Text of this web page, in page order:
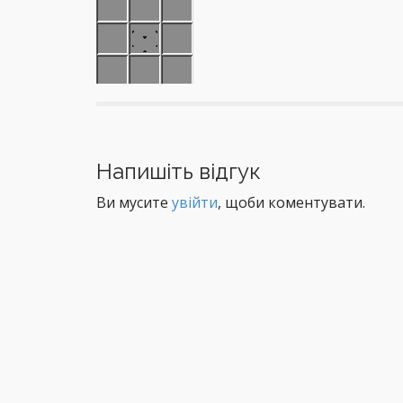
o
s
t
Напишіть відгук
Ви мусите увійти, щоби коментувати.